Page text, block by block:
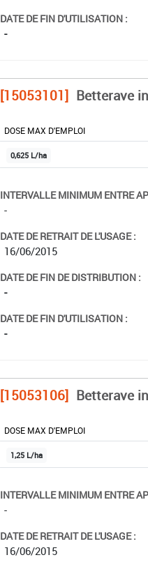
DATE DE FIN D'UTILISATION :
-
[15053101] Betterave
DOSE MAX D'EMPLOI
0,625 L/ha
INTERVALLE MINIMUM ENTRE
-
DATE DE RETRAIT DE L'USAGE :
16/06/2015
DATE DE FIN DE DISTRIBUTION :
-
DATE DE FIN D'UTILISATION :
-
[15053106] Betterave
DOSE MAX D'EMPLOI
1,25 L/ha
INTERVALLE MINIMUM ENTRE
-
DATE DE RETRAIT DE L'USAGE :
16/06/2015